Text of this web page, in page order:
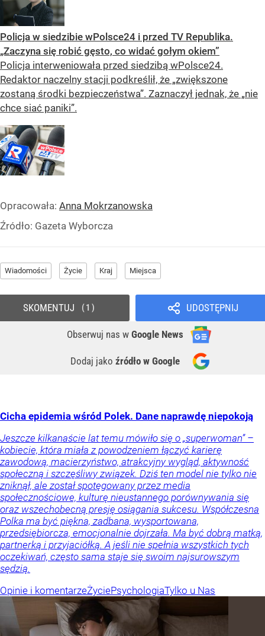
Policja w siedzibie wPolsce24 i przed TV Republika.
„Zaczyna się robić gęsto, co widać gołym okiem”
Policja interweniowała przed siedzibą wPolsce24.
Redaktor naczelny stacji podkreślił, że „zwiększone
zostaną środki bezpieczeństwa”. Zaznaczył jednak, że „nie
chce siać paniki”.
Opracowała: Anna Mokrzanowska
Źródło: Gazeta Wyborcza
Wiadomości Życie Kraj Miejsca
UDOSTĘPNIJ
Obserwuj nas w Google News
Dodaj jako źródło w Google
SKOMENTUJ 1
Cicha epidemia wśród Polek. Dane naprawdę niepokoją
Jeszcze kilkanaście lat temu mówiło się o „superwoman” –
kobiecie, która miała z powodzeniem łączyć karierę
zawodową, macierzyństwo, atrakcyjny wygląd, aktywność
społeczną i szczęśliwy związek. Dziś ten model nie tylko nie
zniknął, ale został spotęgowany przez media
społecznościowe, kulturę nieustannego porównywania się
oraz wszechobecną presję osiągania sukcesu. Współczesna
Polka ma być piękna, zadbana, wysportowana,
przedsiębiorcza, emocjonalnie dojrzała. Ma być dobrą matką,
partnerką i przyjaciółką. A jeśli nie spełnia wszystkich tych
oczekiwań, często sama staje się swoim najsurowszym
sędzią.
Opinie i komentarzeŻyciePsychologiaTylko u Nas